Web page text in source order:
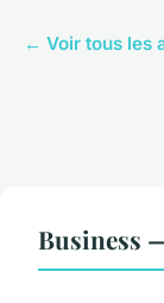
← Voir tous les
Business